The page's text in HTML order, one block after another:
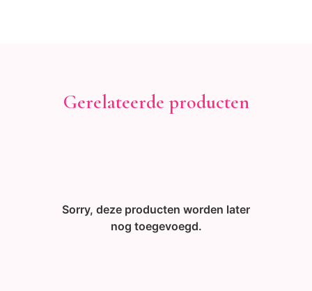
Gerelateerde producten
Sorry, deze producten worden later
nog toegevoegd.